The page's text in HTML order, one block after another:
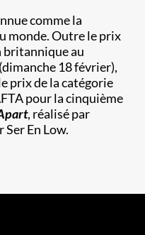
comme la
monde. Outre le prix
au
18 février),
prix de la catégorie
pour la cinquième
, réalisé par
En Low.